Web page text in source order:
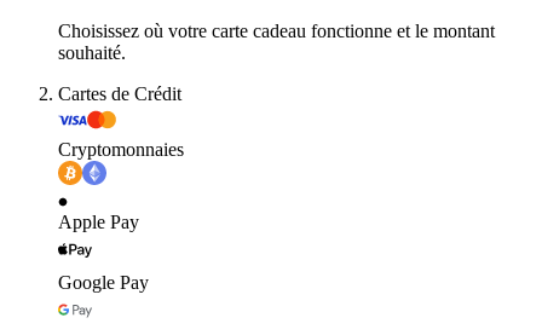
Choisissez où votre carte cadeau fonctionne et le montant
souhaité.
Cartes de Crédit
Cryptomonnaies
Apple Pay
Google Pay